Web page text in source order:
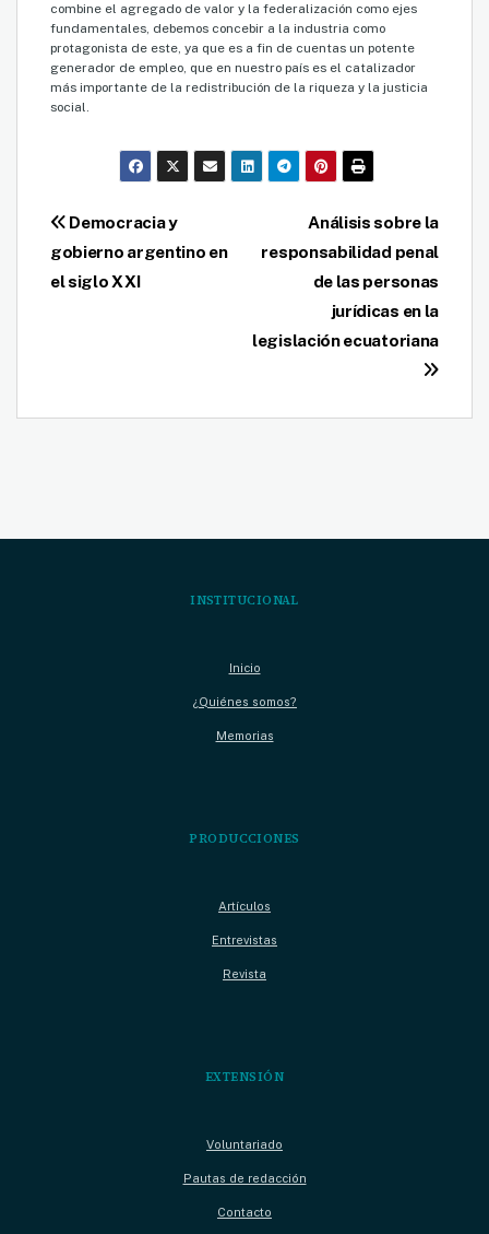
combine el agregado de valor y la federalización como ejes
fundamentales, debemos concebir a la industria como
protagonista de este, ya que es a fin de cuentas un potente
generador de empleo, que en nuestro país es el catalizador
más importante de la redistribución de la riqueza y la justicia
social.
Navegación
de
Análisis sobre la
responsabilidad penal
de las personas
jurídicas en la
legislación ecuatoriana
Democracia y
gobierno argentino en
el siglo XXI
INSTITUCIONAL
Inicio
¿Quiénes somos?
Memorias
PRODUCCIONES
Artículos
Entrevistas
Revista
EXTENSIÓN
Voluntariado
Pautas de redacción
Contacto